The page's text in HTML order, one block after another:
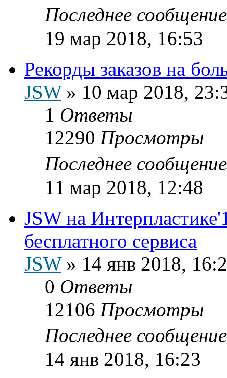
Последнее
19 мар 2018, 16:53
Рекорды заказов на
JSW» 10 мар 2018,
1 Ответы
12290 Просмотры
Последнее
11 мар 2018, 12:48
JSW на
бесплатного сервиса
JSW» 14 янв 2018,
0 Ответы
12106 Просмотры
Последнее
14 янв 2018, 16:23